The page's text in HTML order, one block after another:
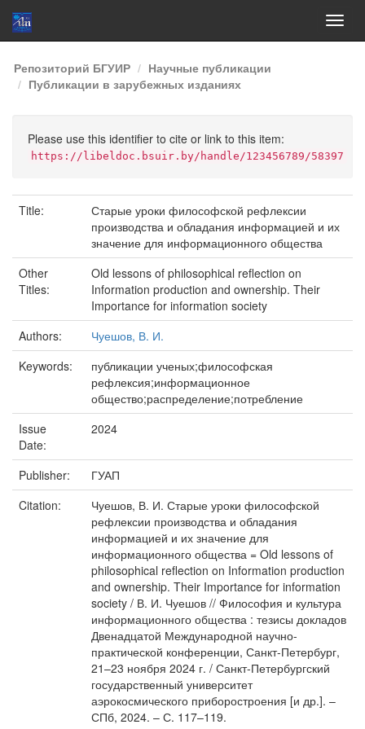
Skip
navigation
Репозиторий БГУИР
Научные публикации
Публикации в зарубежных изданиях
Please use this identifier to cite or link to this item:
https://libeldoc.bsuir.by/handle/123456789/58397
Title:
Старые уроки философской рефлексии
производства и обладания информацией и их
значение для информационного общества
Other
Titles:
Old lessons of philosophical reflection on
Information production and ownership. Their
Importance for information society
Authors:
Чуешов, В. И.
Keywords:
публикации ученых;философская
рефлексия;информационное
общество;распределение;потребление
Issue
Date:
2024
Publisher:
ГУАП
Citation:
Чуешов, В. И. Старые уроки философской
рефлексии производства и обладания
информацией и их значение для
информационного общества = Old lessons of
philosophical reflection on Information production
and ownership. Their Importance for information
society / В. И. Чуешов // Философия и культура
информационного общества : тезисы докладов
Двенадцатой Международной научно-
практической конференции, Санкт-Петербург,
21–23 ноября 2024 г. / Санкт-Петербургский
государственный университет
аэрокосмического приборостроения [и др.]. –
СПб, 2024. – С. 117–119.